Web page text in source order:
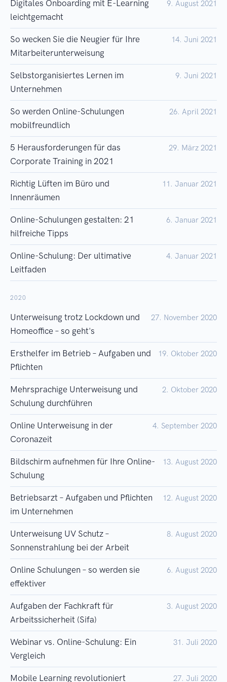
Digitales Onboarding mit E-Learning
leichtgemacht
9. August 2021
So wecken Sie die Neugier für Ihre
Mitarbeiterunterweisung
14. Juni 2021
Selbstorganisiertes Lernen im
Unternehmen
9. Juni 2021
So werden Online-Schulungen
mobilfreundlich
26. April 2021
5 Herausforderungen für das
Corporate Training in 2021
29. März 2021
Richtig Lüften im Büro und
Innenräumen
11. Januar 2021
Online-Schulungen gestalten: 21
hilfreiche Tipps
6. Januar 2021
Online-Schulung: Der ultimative
Leitfaden
4. Januar 2021
2020
Unterweisung trotz Lockdown und
Homeoffice – so geht's
27. November 2020
Ersthelfer im Betrieb – Aufgaben und
Pflichten
19. Oktober 2020
Mehrsprachige Unterweisung und
Schulung durchführen
2. Oktober 2020
Online Unterweisung in der
Coronazeit
4. September 2020
Bildschirm aufnehmen für Ihre Online-
Schulung
13. August 2020
Betriebsarzt – Aufgaben und Pflichten
im Unternehmen
12. August 2020
Unterweisung UV Schutz –
Sonnenstrahlung bei der Arbeit
8. August 2020
Online Schulungen – so werden sie
effektiver
6. August 2020
Aufgaben der Fachkraft für
Arbeitssicherheit (Sifa)
3. August 2020
Webinar vs. Online-Schulung: Ein
Vergleich
31. Juli 2020
Mobile Learning revolutioniert
27. Juli 2020